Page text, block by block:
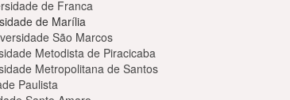
de Franca
de Marília
São Marcos
Metodista de Piracicaba
Metropolitana de Santos
Paulista